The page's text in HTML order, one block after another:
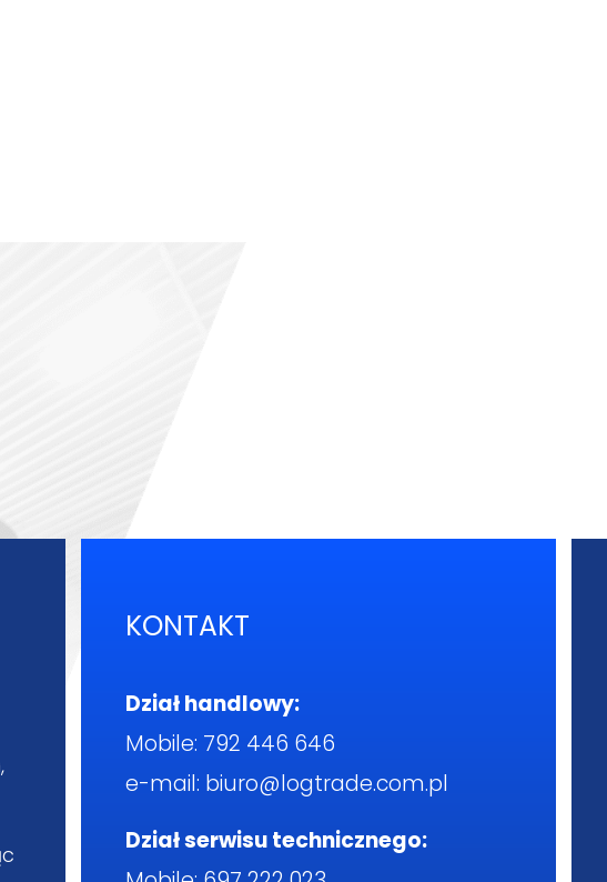
KONTAKT
Dział handlowy:
Mobile: 792 446 646
e-mail: biuro@logtrade.com.pl
Dział serwisu technicznego: